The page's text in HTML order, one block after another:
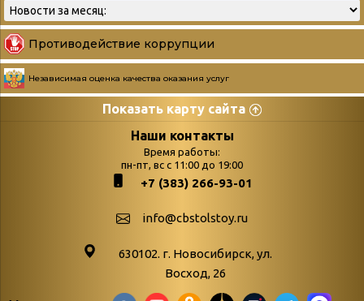
Противодействие коррупции
Независимая оценка качества оказания услуг
Показать карту сайта
Страницы
podvedenie-itogov-festivalya-
paskhalnaya-palitra
поступлений
Война. Народ.
Наши контакты
Время работы:
пн-пт, вс с 11:00 до 19:00
+7 (383) 266-93-01
info@cbstolstoy.ru
630102. г. Новосибирск, ул.
Восход, 26